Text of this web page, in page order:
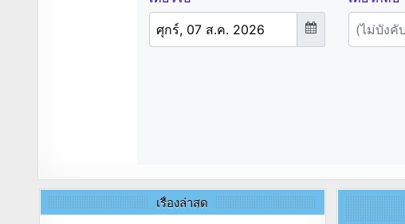
เรื่องล่าสุด